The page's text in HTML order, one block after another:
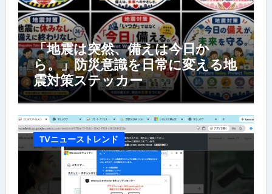
「地震は突然、備えは今日か
ら。」防災意識を日常に変える地
震対策ステッカー
TVニューストレンド